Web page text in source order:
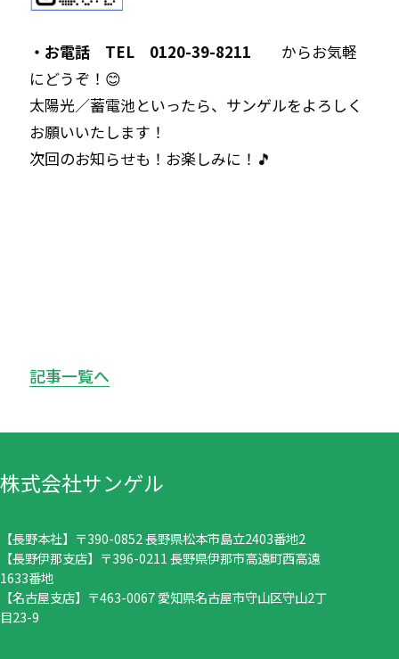
・お電話 TEL 0120-39-8211 からお気軽
にどうぞ！😊
太陽光／蓄電池といったら、サンゲルをよろしく
お願いいたします！
次回のお知らせも！お楽しみに！🎵
記事一覧へ
株式会社サンゲル
【長野本社】〒390-0852 長野県松本市島立2403番地2
【長野伊那支店】〒396-0211 長野県伊那市高遠町西高遠
1633番地
【名古屋支店】〒463-0067 愛知県名古屋市守山区守山2丁
目23-9